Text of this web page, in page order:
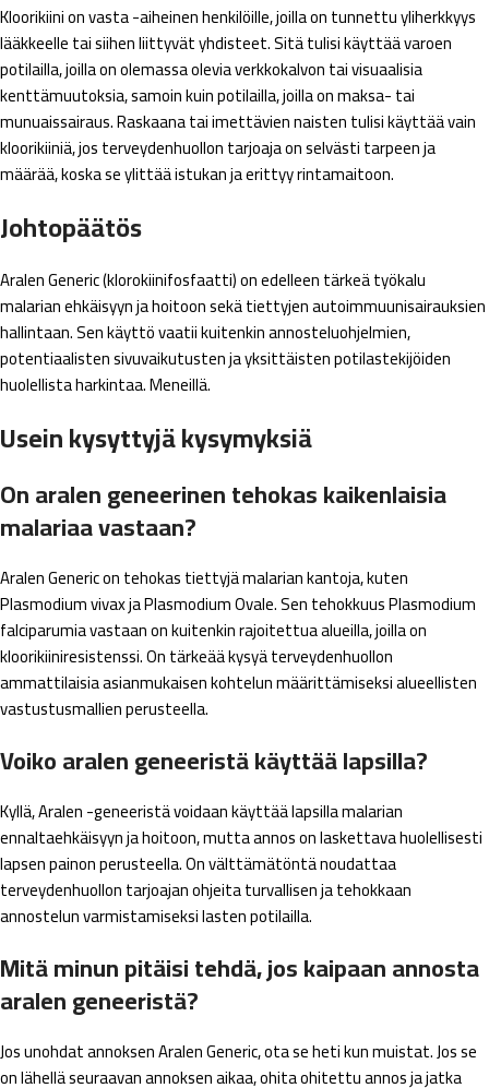
Kloorikiini on vasta -aiheinen henkilöille, joilla on tunnettu yliherkkyys
lääkkeelle tai siihen liittyvät yhdisteet. Sitä tulisi käyttää varoen
potilailla, joilla on olemassa olevia verkkokalvon tai visuaalisia
kenttämuutoksia, samoin kuin potilailla, joilla on maksa- tai
munuaissairaus. Raskaana tai imettävien naisten tulisi käyttää vain
kloorikiiniä, jos terveydenhuollon tarjoaja on selvästi tarpeen ja
määrää, koska se ylittää istukan ja erittyy rintamaitoon.
Johtopäätös
Aralen Generic (klorokiinifosfaatti) on edelleen tärkeä työkalu
malarian ehkäisyyn ja hoitoon sekä tiettyjen autoimmuunisairauksien
hallintaan. Sen käyttö vaatii kuitenkin annosteluohjelmien,
potentiaalisten sivuvaikutusten ja yksittäisten potilastekijöiden
huolellista harkintaa. Meneillä.
Usein kysyttyjä kysymyksiä
On aralen geneerinen tehokas kaikenlaisia ​​
malariaa vastaan?
Aralen Generic on tehokas tiettyjä malarian kantoja, kuten
Plasmodium vivax ja Plasmodium Ovale. Sen tehokkuus Plasmodium
falciparumia vastaan ​​on kuitenkin rajoitettua alueilla, joilla on
kloorikiiniresistenssi. On tärkeää kysyä terveydenhuollon
ammattilaisia ​​asianmukaisen kohtelun määrittämiseksi alueellisten
vastustusmallien perusteella.
Voiko aralen geneeristä käyttää lapsilla?
Kyllä, Aralen -geneeristä voidaan käyttää lapsilla malarian
ennaltaehkäisyyn ja hoitoon, mutta annos on laskettava huolellisesti
lapsen painon perusteella. On välttämätöntä noudattaa
terveydenhuollon tarjoajan ohjeita turvallisen ja tehokkaan
annostelun varmistamiseksi lasten potilailla.
Mitä minun pitäisi tehdä, jos kaipaan annosta
aralen geneeristä?
Jos unohdat annoksen Aralen Generic, ota se heti kun muistat. Jos se
on lähellä seuraavan annoksen aikaa, ohita ohitettu annos ja jatka